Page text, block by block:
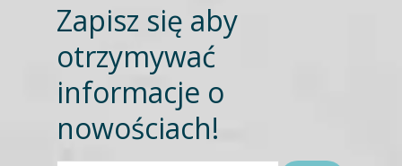
Zapisz się aby
otrzymywać
informacje o
nowościach!